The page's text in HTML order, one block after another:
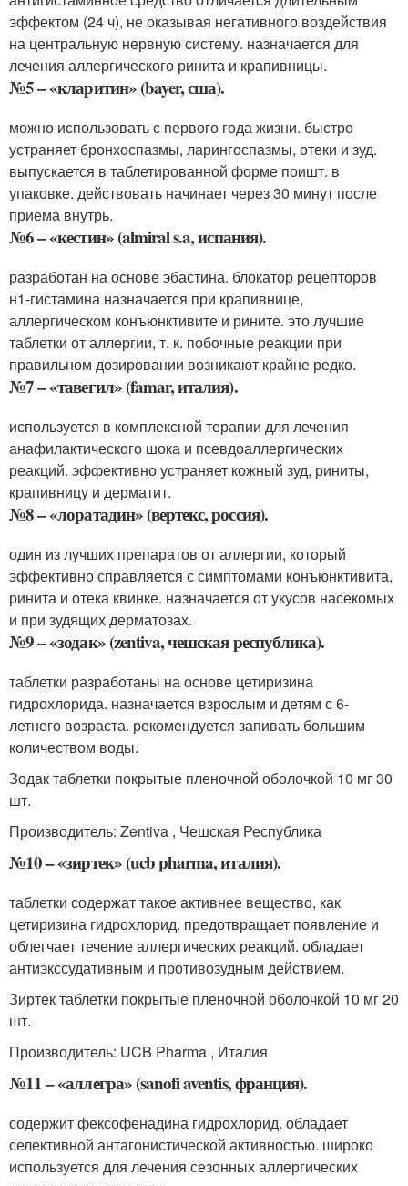
эффектом (24 ч), не оказывая негативного воздействия
на центральную нервную систему. назначается для
лечения аллергического ринита и крапивницы.
№5 – «кларитин» (bayer, сша).
можно использовать с первого года жизни. быстро
устраняет бронхоспазмы, ларингоспазмы, отеки и зуд.
выпускается в таблетированной форме поишт. в
упаковке. действовать начинает через 30 минут после
приема внутрь.
№6 – «кестин» (almiral s.a, испания).
разработан на основе эбастина. блокатор рецепторов
н1-гистамина назначается при крапивнице,
аллергическом конъюнктивите и рините. это лучшие
таблетки от аллергии, т. к. побочные реакции при
правильном дозировании возникают крайне редко.
№7 – «тавегил» (famar, италия).
используется в комплексной терапии для лечения
анафилактического шока и псевдоаллергических
реакций. эффективно устраняет кожный зуд, риниты,
крапивницу и дерматит.
№8 – «лоратадин» (вертекс, россия).
один из лучших препаратов от аллергии, который
эффективно справляется с симптомами конъюнктивита,
ринита и отека квинке. назначается от укусов насекомых
и при зудящих дерматозах.
№9 – «зодак» (zentiva, чешская республика).
таблетки разработаны на основе цетиризина
гидрохлорида. назначается взрослым и детям с 6-
летнего возраста. рекомендуется запивать большим
количеством воды.
Зодак таблетки покрытые пленочной оболочкой 10 мг 30
шт.
Производитель: Zentiva , Чешская Республика
№10 – «зиртек» (ucb pharma, италия).
таблетки содержат такое активнее вещество, как
цетиризина гидрохлорид. предотвращает появление и
облегчает течение аллергических реакций. обладает
антиэкссудативным и противозудным действием.
Зиртек таблетки покрытые пленочной оболочкой 10 мг 20
шт.
Производитель: UCB Pharma , Италия
№11 – «аллегра» (sanofi aventis, франция).
содержит фексофенадина гидрохлорид. обладает
селективной антагонистической активностью. широко
используется для лечения сезонных аллергических